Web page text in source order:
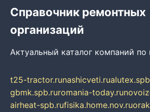
Справочник ремонтных
организаций
Актуальный каталог компаний по
t25-tractor.runashicveti.ru
gbmk.spb.ruromania-today.ru
airheat-spb.rufisika.home.nov.ru